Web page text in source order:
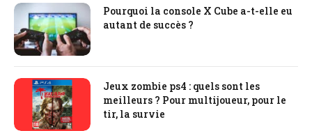
Pourquoi la console X Cube a-t-elle eu
autant de succès ?
Jeux zombie ps4 : quels sont les
meilleurs ? Pour multijoueur, pour le
tir, la survie